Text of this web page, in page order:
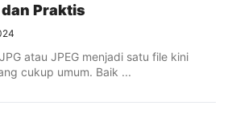
Praktis
atau JPEG menjadi satu file kini
cukup umum. Baik ...